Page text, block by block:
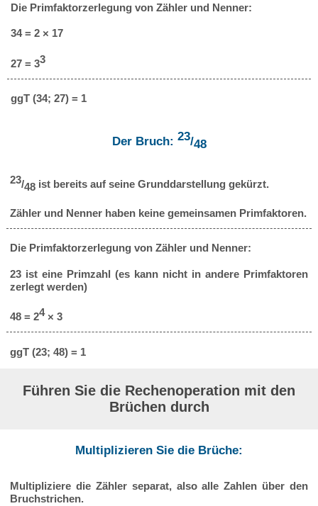
Die Primfaktorzerlegung von Zähler und Nenner:
34 = 2 × 17
27 = 33
ggT (34; 27) = 1
Der Bruch: 23/48
23/48ist bereits auf seine Grunddarstellung gekürzt.
Zähler und Nenner haben keine gemeinsamen Primfaktoren.
Die Primfaktorzerlegung von Zähler und Nenner:
23 ist eine Primzahl (es kann nicht in andere Primfaktoren
zerlegt werden)
48 = 24× 3
ggT (23; 48) = 1
Führen Sie die Rechenoperation mit den
Brüchen durch
Multiplizieren Sie die Brüche:
Multipliziere die Zähler separat, also alle Zahlen über den
Bruchstrichen.